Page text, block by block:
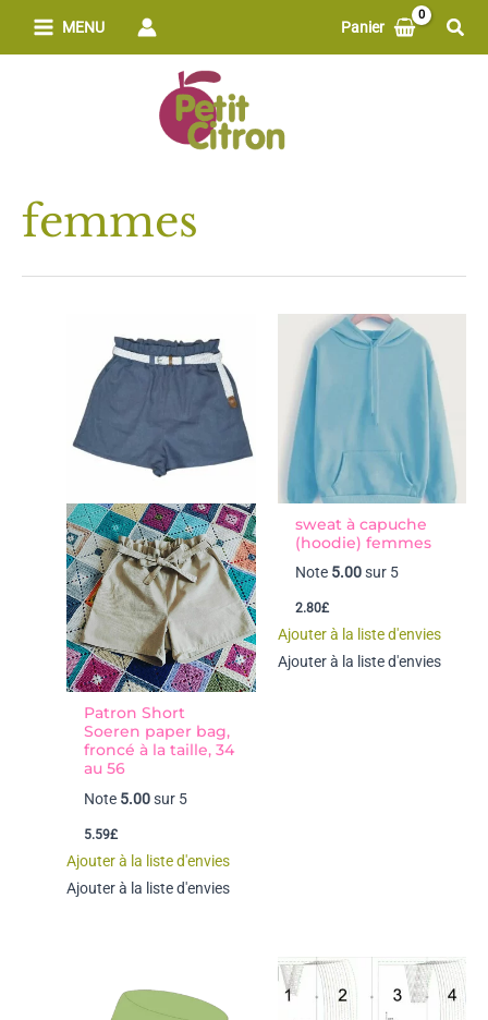
MENU Panier
femmes
Patron Short
Soeren paper bag,
froncé à la taille, 34
au 56
Note 5.00sur 5
5.59£
Ajouter à la liste d'envies
Ajouter à la liste d'envies
sweat à capuche
(hoodie) femmes
Note 5.00sur 5
2.80£
Ajouter à la liste d'envies
Ajouter à la liste d'envies